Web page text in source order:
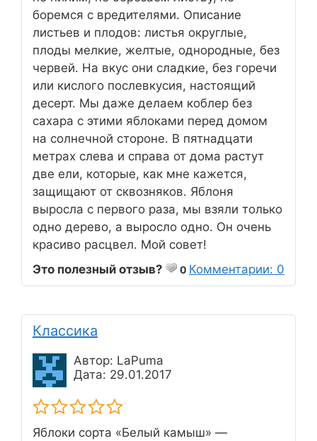
боремся с вредителями. Описание
листьев и плодов: листья округлые,
плоды мелкие, желтые, однородные, без
червей. На вкус они сладкие, без горечи
или кислого послевкусия, настоящий
десерт. Мы даже делаем коблер без
сахара с этими яблоками перед домом
на солнечной стороне. В пятнадцати
метрах слева и справа от дома растут
две ели, которые, как мне кажется,
защищают от сквозняков. Яблоня
выросла с первого раза, мы взяли только
одно дерево, а выросло одно. Он очень
красиво расцвел. Мой совет!
Это полезный отзыв?
0 Комментарии: 0
Классика
Автор: LaPuma
Дата: 29.01.2017
Яблоки сорта «Белый камыш» —